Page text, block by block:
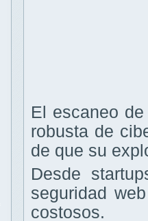
El escaneo
robusta de
de que su
Desde
seguridad
costosos.